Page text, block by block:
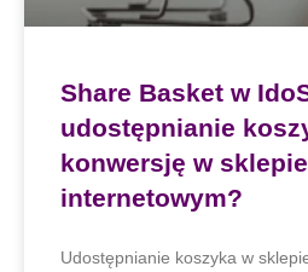
Share Basket w
udostępnianie
konwersję w sklepie
internetowym?
Udostępnianie koszyka w